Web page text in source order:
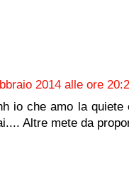
2014 alle ore
io che amo la
Altre mete da